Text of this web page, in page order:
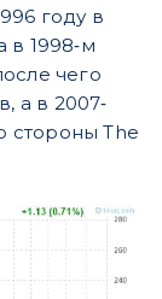
году в
в 1998‐м
чего
а в 2007‐
стороны The